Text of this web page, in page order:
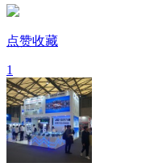
点赞收藏
1